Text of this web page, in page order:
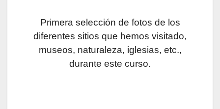
Primera selección de fotos de los
diferentes sitios que hemos visitado,
museos, naturaleza, iglesias, etc.,
durante este curso.